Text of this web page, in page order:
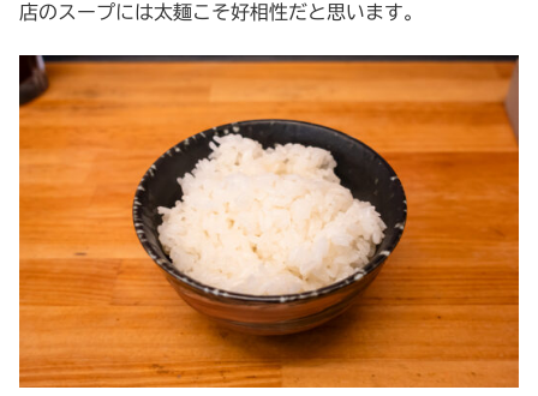
店のスープには太麺こそ好相性だと思います。